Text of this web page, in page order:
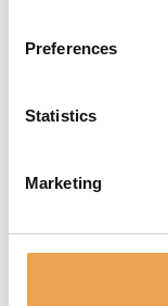
Preferences
Statistics
Marketing
Kongsberg